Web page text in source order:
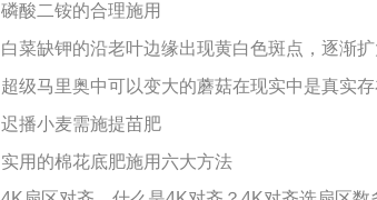
磷酸二铵的合理施用
白菜缺钾的沿老叶边缘出现黄白色斑点，逐渐
超级马里奥中可以变大的蘑菇在现实中是真实
迟播小麦需施提苗肥
实用的棉花底肥施用六大方法